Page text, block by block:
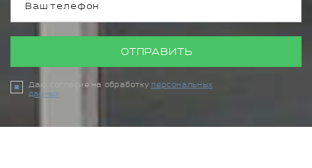
ОТПРАВИТЬ
Даю согласие на обработку персональных
данных